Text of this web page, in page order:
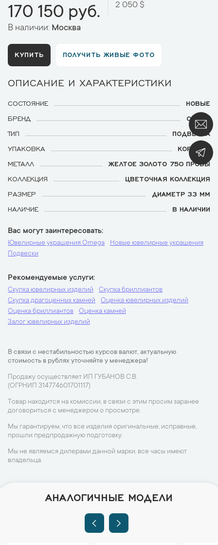
170 150 руб. 2 050 $
В наличии: Москва
КУПИТЬ ПОЛУЧИТЬ ЖИВЫЕ ФОТО
ОПИСАНИЕ И ХАРАКТЕРИСТИКИ
СОСТОЯНИЕ
НОВЫЕ
БРЕНД
OMEGA
ТИП
ПОДВЕСКА
УПАКОВКА
КОРОБКА
МЕТАЛЛ
ЖЕЛТОЕ ЗОЛОТО 750 ПРОБЫ
КОЛЛЕКЦИЯ
ЦВЕТОЧНАЯ КОЛЛЕКЦИЯ
РАЗМЕР
ДИАМЕТР 33 ММ
НАЛИЧИЕ
В НАЛИЧИИ
Вас могут заинтересовать
Ювелирные украшения Omega
Новые ювелирные украшения
Подвески
Рекомендуемые услуги
Скупка ювелирных изделий
Скупка бриллиантов
Скупка драгоценных камней
Оценка ювелирных изделий
Оценка бриллиантов
Оценка камней
Залог ювелирных изделий
В связи с нестабильностью курсов валют, актуальную
стоимость в рублях уточняйте у менеджера!
Продажу осуществляет ИП ГУБАНОВ С.В.
(ОГРНИП 314774601701117)
Товар находится на комиссии, в связи с этим просим заранее
договориться с менеджером о просмотре.
Мы гарантируем, что все изделия оригинальные, исправные,
прошли предпродажную подготовку.
Мы не являемся дилерами данной марки, все часы имеют
владельца.
АНАЛОГИЧНЫЕ МОДЕЛИ